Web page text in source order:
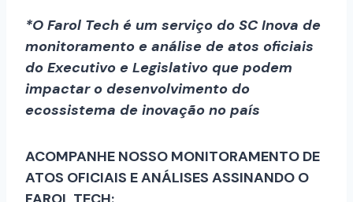
*O Farol Tech é um serviço do SC Inova de
monitoramento e análise de atos oficiais
do Executivo e Legislativo que podem
impactar o desenvolvimento do
ecossistema de inovação no país
ACOMPANHE NOSSO MONITORAMENTO DE
ATOS OFICIAIS E ANÁLISES ASSINANDO O